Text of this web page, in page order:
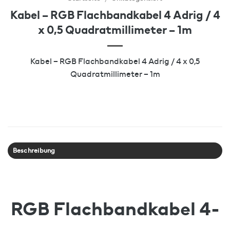
Kabel – RGB Flachbandkabel 4 Adrig / 4
x 0,5 Quadratmillimeter – 1m
Kabel – RGB Flachbandkabel 4 Adrig / 4 x 0,5
Quadratmillimeter – 1m
Beschreibung
RGB Flachbandkabel 4-